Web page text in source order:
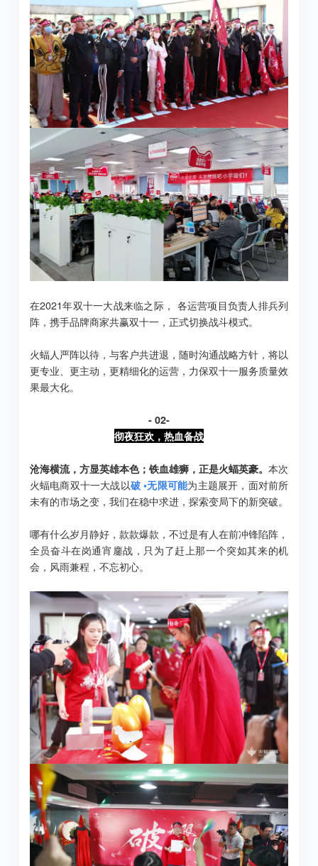
在2021年双十一大战来临之际， 各运营项目负责人排兵列
阵，携手品牌商家共赢双十一，正式切换战斗模式。
火蝠人严阵以待，与客户共进退，随时沟通战略方针，将以
更专业、更主动，更精细化的运营，力保双十一服务质量效
果最大化。
- 02-
彻夜狂欢，热血备战
沧海横流，方显英雄本色；铁血雄狮，正是火蝠英豪。本次
火蝠电商双十一大战以破 •无限可能为主题展开，面对前所
未有的市场之变，我们在稳中求进，探索变局下的新突破。
哪有什么岁月静好，款款爆款，不过是有人在前冲锋陷阵，
全员奋斗在岗通宵鏖战，只为了赶上那一个突如其来的机
会，风雨兼程，不忘初心。